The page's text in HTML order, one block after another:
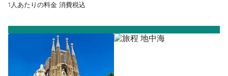
1人あたりの料金 消費税込